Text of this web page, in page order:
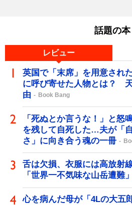
話題の本
レビュー
英国で「末席」を用意され
に呼び寄せた人物とは？
由
Book Bang
「死ぬとか言うな！」と怒
を残して自死した…夫が「
さ」に向き合う魂の一冊
舌は欠損、衣服には高放射
「世界一不気味な山岳遭難
心を病んだ母が「4Lの大五